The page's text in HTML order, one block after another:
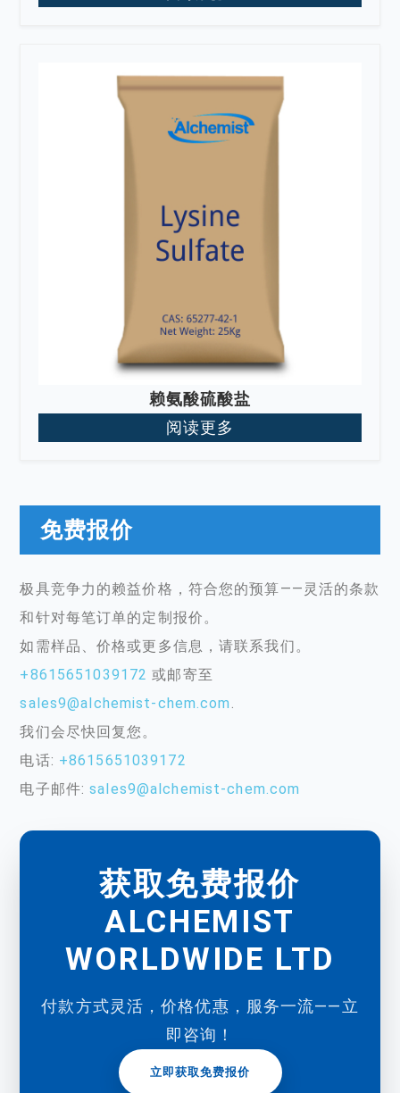
赖氨酸硫酸盐
阅读更多
免费报价
极具竞争力的赖益价格，符合您的预算——灵活的条款
和针对每笔订单的定制报价。
如需样品、价格或更多信息，请联系我们。
+8615651039172 或邮寄至
sales9@alchemist-chem.com.
我们会尽快回复您。
电话: +8615651039172
电子邮件:sales9@alchemist-chem.com
获取免费报价
ALCHEMIST
WORLDWIDE LTD
付款方式灵活，价格优惠，服务一流——立
即咨询！
立即获取免费报价